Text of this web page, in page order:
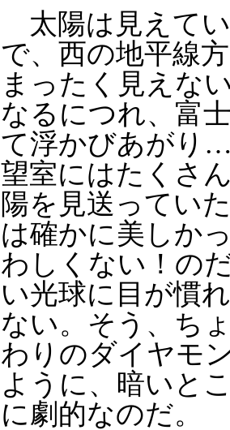
太陽は見えて
で、西の地平線
まったく見えな
なるにつれ、富
て浮かびあがり
望室にはたくさ
陽を見送ってい
は確かに美しか
わしくない！の
い光球に目が慣
ない。そう、ち
わりのダイヤモ
ように、暗いと
に劇的なのだ。